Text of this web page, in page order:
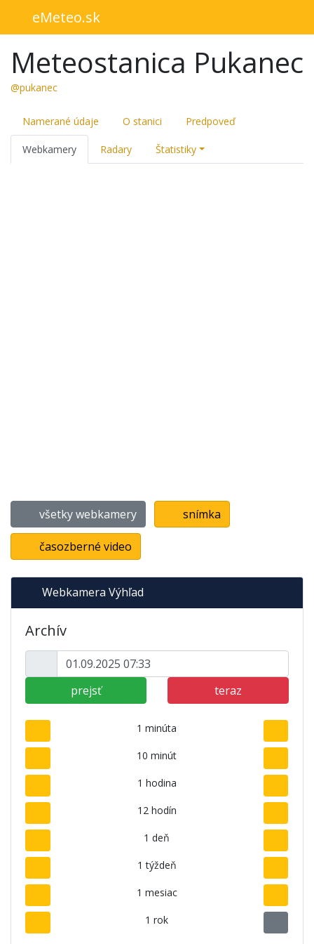
eMeteo.sk
Meteostanica Pukanec
@pukanec
Namerané údaje O stanici Predpoveď
Webkamery Radary Štatistiky
všetky webkamery snímka
časozberné video
Webkamera Výhľad
Archív
prejsť teraz
1 minúta
10 minút
1 hodina
12 hodín
1 deň
1 týždeň
1 mesiac
1 rok